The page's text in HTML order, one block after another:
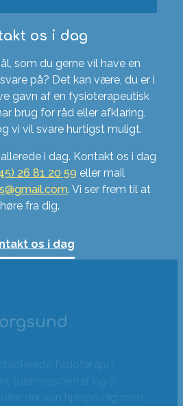
os i dag
som du gerne vil have en
på? Det kan være, du er i
gavn af en fysioterapeutisk
brug for råd eller afklaring.
vi vil svare hurtigst muligt.
i dag. Kontakt os i dag
26 81 20 59 eller mail
. Vi ser frem til at
høre fra dig.
os i dag
fysioterapi i
træningscenter og 6
der kan hjælpe dig med